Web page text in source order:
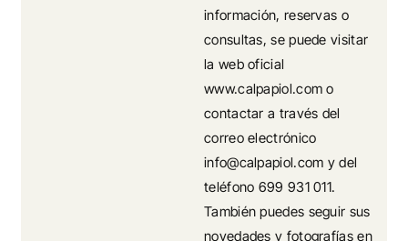
información, reservas o
consultas, se puede visitar
la web oficial
www.calpapiol.com o
contactar a través del
correo electrónico
info@calpapiol.com y del
teléfono 699 931 011.
También puedes seguir sus
novedades y fotografías en